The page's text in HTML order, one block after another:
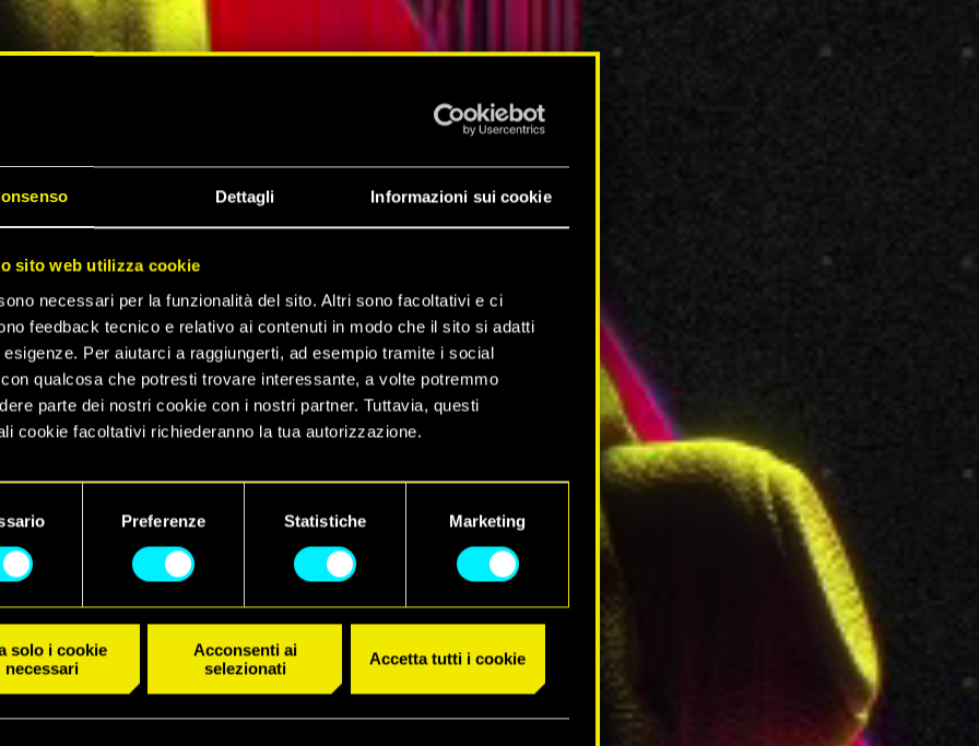
Dettagli Informazioni sui cookie
sito web utilizza cookie
necessari per la funzionalità del sito. Altri sono facoltativi e ci
feedback tecnico e relativo ai contenuti in modo che il sito si adatti
esigenze. Per aiutarci a raggiungerti, ad esempio tramite i social
qualcosa che potresti trovare interessante, a volte potremmo
parte dei nostri cookie con i nostri partner. Tuttavia, questi
cookie facoltativi richiederanno la tua autorizzazione.
su come utilizziamo i cookie e su come impostare le tue
Preferenze Statistiche Marketing
solo i cookie
necessari
Acconsenti ai
selezionati
Accetta tutti i cookie
DI
2077